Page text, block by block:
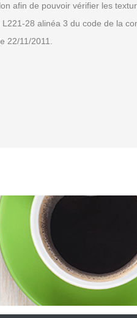
afin de pouvoir vérifier les
28 alinéa 3 du code de la
22/11/2011.